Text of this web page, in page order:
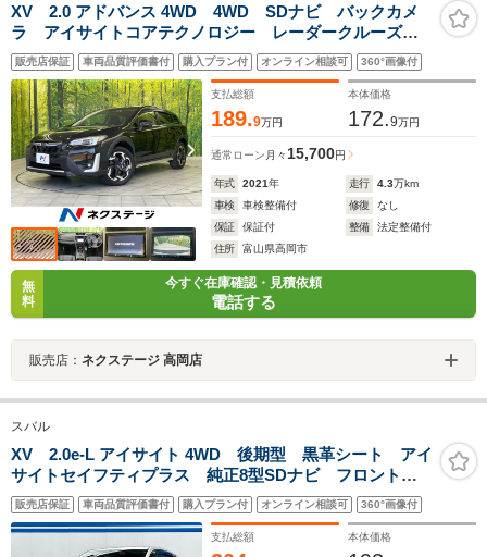
XV 2.0 アドバンス 4WD 4WD SDナビ バックカメ
ラ アイサイトコアテクノロジー レーダークルーズ
禁煙車 ETC ハーフレザーシート コーナーセンサ
ー スマートキー LEDヘッド＆フォグ 純正18インチ
アルミ
販売店保証 車両品質評価書付 購入プラン付 オンライン相談可 360°画像付
支払総額
189.9万円
本体価格
172.9万円
通常ローン 月々 15,700円
年式 2021年 走行 4.3万km
車検
車検整備付 修復
なし
保証
保証付 整備
法定整備付
住所
富山県高岡市
無
料
今すぐ在庫確認・見積依頼
電話する
販売店： ネクステージ 高岡店
スバル
XV 2.0e-L アイサイト 4WD 後期型 黒革シート アイ
サイトセイフティプラス 純正8型SDナビ フロント＆
サイド＆バックカメラ リアビークルディティクショ
ン 禁煙車 メモリ付パワーシート シートヒーター
LEDヘッドライト
販売店保証 車両品質評価書付 購入プラン付 オンライン相談可 360°画像付
支払総額 本体価格